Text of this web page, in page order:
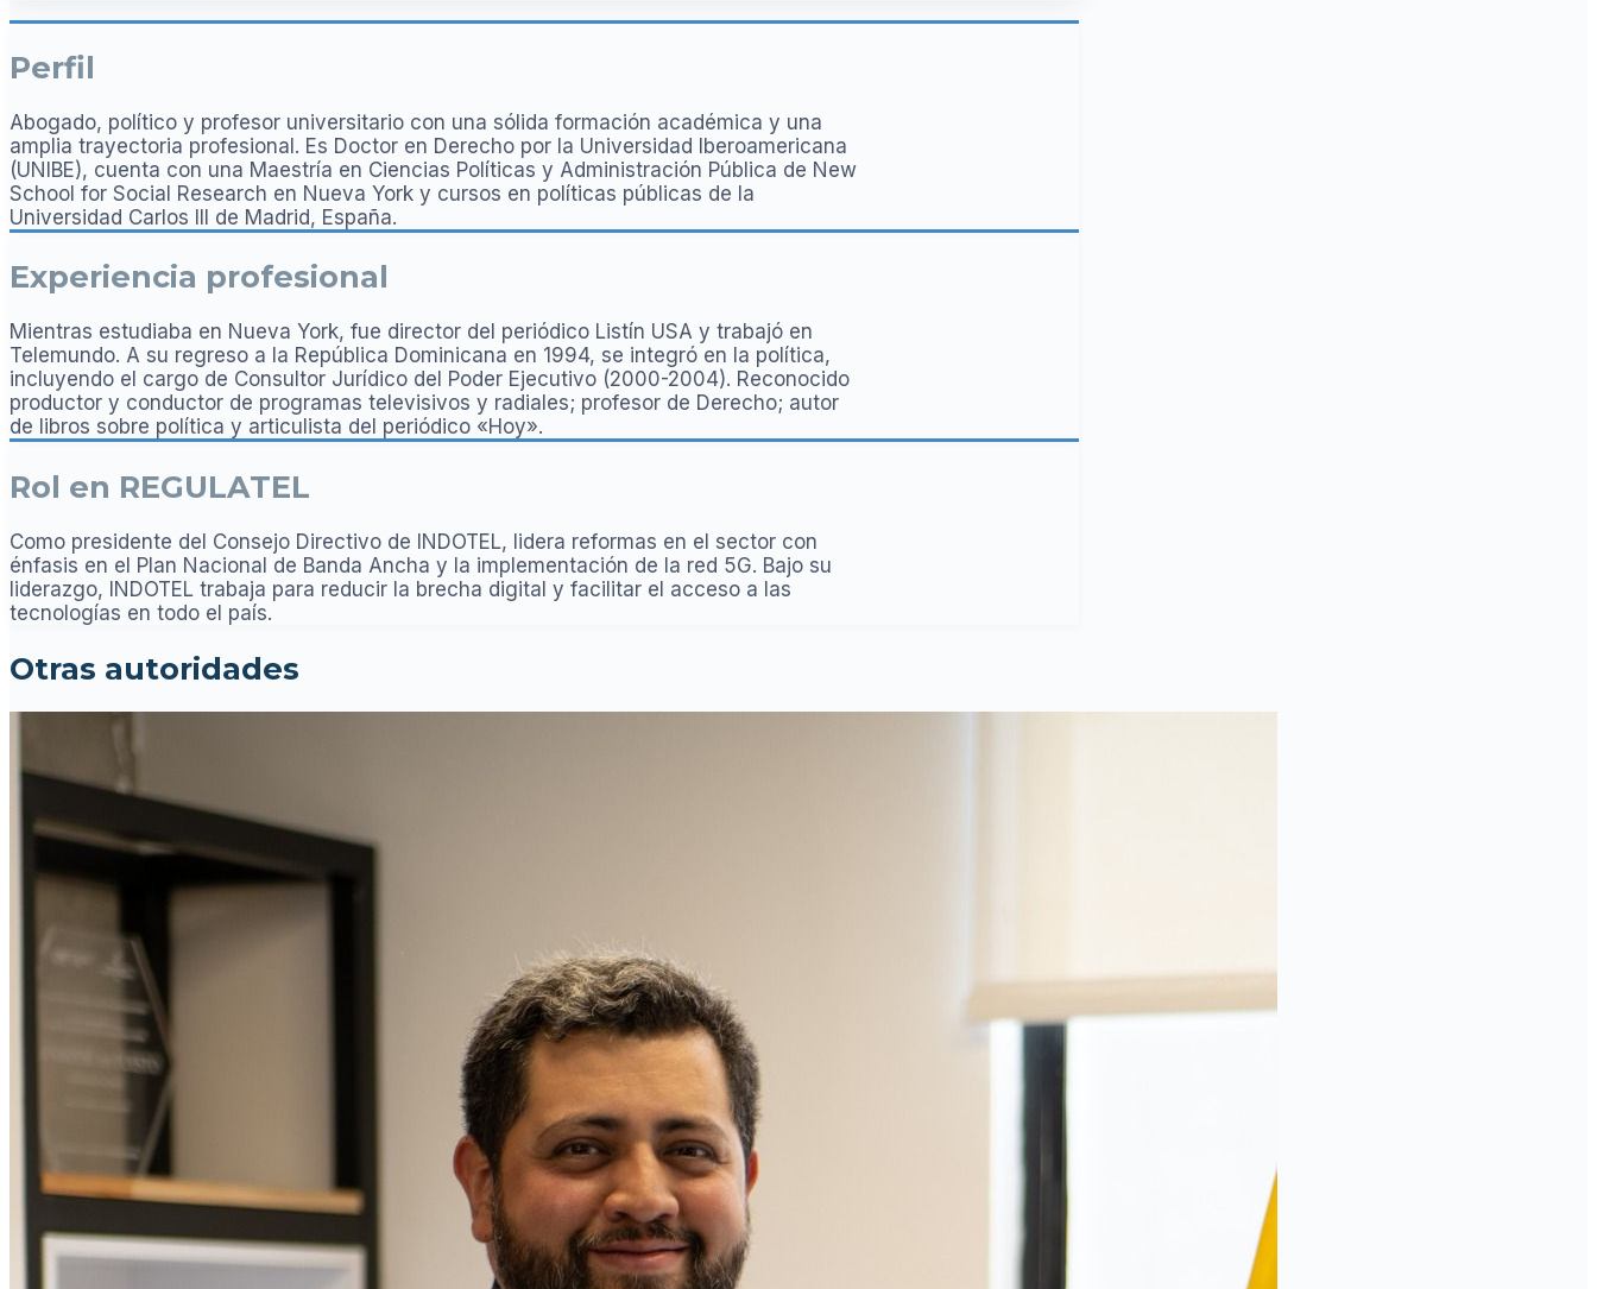
Perfil
Abogado, político y profesor universitario con una sólida formación académica y una
amplia trayectoria profesional. Es Doctor en Derecho por la Universidad Iberoamericana
(UNIBE), cuenta con una Maestría en Ciencias Políticas y Administración Pública de New
School for Social Research en Nueva York y cursos en políticas públicas de la
Universidad Carlos III de Madrid, España.
Experiencia profesional
Mientras estudiaba en Nueva York, fue director del periódico Listín USA y trabajó en
Telemundo. A su regreso a la República Dominicana en 1994, se integró en la política,
incluyendo el cargo de Consultor Jurídico del Poder Ejecutivo (2000-2004). Reconocido
productor y conductor de programas televisivos y radiales; profesor de Derecho; autor
de libros sobre política y articulista del periódico «Hoy».
Rol en REGULATEL
Como presidente del Consejo Directivo de INDOTEL, lidera reformas en el sector con
énfasis en el Plan Nacional de Banda Ancha y la implementación de la red 5G. Bajo su
liderazgo, INDOTEL trabaja para reducir la brecha digital y facilitar el acceso a las
tecnologías en todo el país.
Otras autoridades